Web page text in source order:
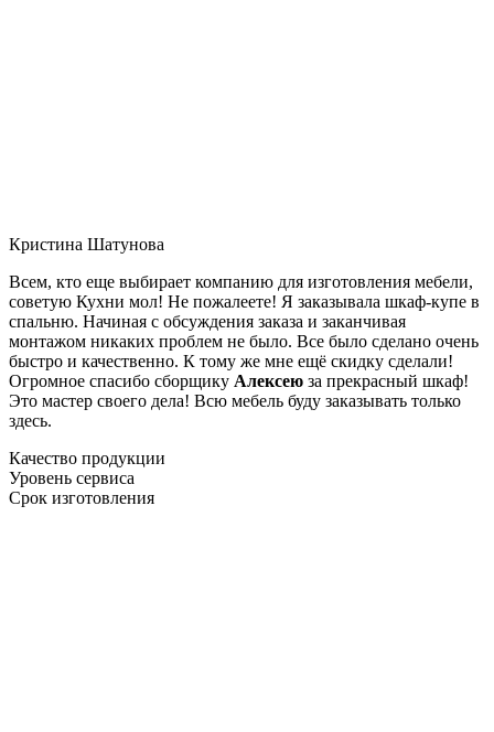
Кристина Шатунова
Всем, кто еще выбирает компанию для изготовления мебели,
советую Кухни мол! Не пожалеете! Я заказывала шкаф-купе в
спальню. Начиная с обсуждения заказа и заканчивая
монтажом никаких проблем не было. Все было сделано очень
быстро и качественно. К тому же мне ещё скидку сделали!
Огромное спасибо сборщику Алексею за прекрасный шкаф!
Это мастер своего дела! Всю мебель буду заказывать только
здесь.
Качество продукции
Уровень сервиса
Срок изготовления